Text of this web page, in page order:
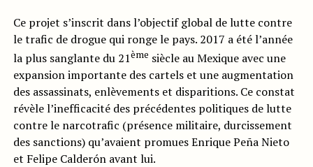
Ce projet s’inscrit dans l’objectif global de lutte contre
le trafic de drogue qui ronge le pays. 2017 a été l’année
la plus sanglante du 21ème siècle au Mexique avec une
expansion importante des cartels et une augmentation
des assassinats, enlèvements et disparitions. Ce constat
révèle l’inefficacité des précédentes politiques de lutte
contre le narcotrafic (présence militaire, durcissement
des sanctions) qu’avaient promues Enrique Peña Nieto
et Felipe Calderón avant lui.